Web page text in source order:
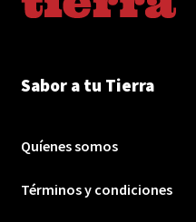
Sabor a tu Tierra
Quíenes somos
Términos y condiciones